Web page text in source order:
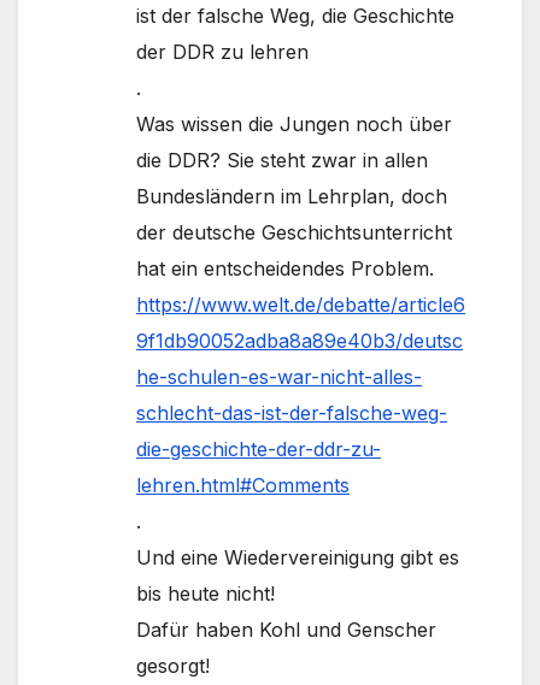
ist der falsche Weg, die Geschichte
der DDR zu lehren
.
Was wissen die Jungen noch über
die DDR? Sie steht zwar in allen
Bundesländern im Lehrplan, doch
der deutsche Geschichtsunterricht
hat ein entscheidendes Problem.
https://www.welt.de/debatte/article6
9f1db90052adba8a89e40b3/deutsc
he-schulen-es-war-nicht-alles-
schlecht-das-ist-der-falsche-weg-
die-geschichte-der-ddr-zu-
lehren.html#Comments
.
Und eine Wiedervereinigung gibt es
bis heute nicht!
Dafür haben Kohl und Genscher
gesorgt!